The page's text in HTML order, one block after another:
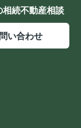
相続不動産相談
い合わせ